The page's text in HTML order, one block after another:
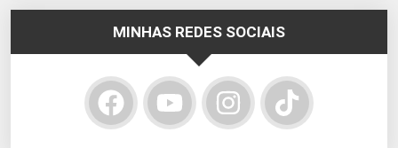
MINHAS REDES SOCIAIS